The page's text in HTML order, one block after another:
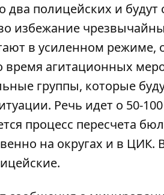
два полицейских и
избежание
в усиленном режиме,
время агитационных
группы, которые
Речь идет о 50-
процесс пересчета
на округах и в